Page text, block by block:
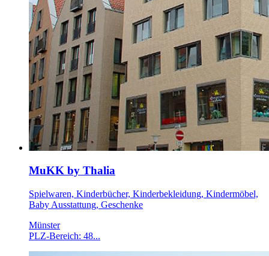
MuKK by Thalia
Spielwaren, Kinderbücher, Kinderbekleidung, Kindermöbel,
Baby Ausstattung, Geschenke
Münster
PLZ-Bereich: 48...